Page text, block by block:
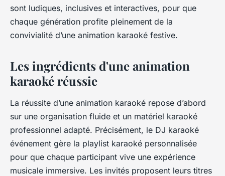
sont ludiques, inclusives et interactives, pour que
chaque génération profite pleinement de la
convivialité d’une animation karaoké festive.
Les ingrédients d'uneanimation
karaokéréussie
La réussite d’une animation karaoké repose d’abord
sur une organisation fluide et un matériel karaoké
professionnel adapté. Précisément, le DJ karaoké
événement gère la playlist karaoké personnalisée
pour que chaque participant vive une expérience
musicale immersive. Les invités proposent leurs titres